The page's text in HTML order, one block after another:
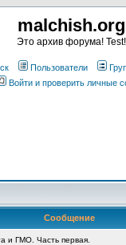
malchish.org
Это архив форума! Test!
Пользователи
Войти и проверить личные
Сообщение
и ГМО. Часть первая.